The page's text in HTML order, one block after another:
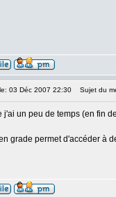
03 Déc 2007 22:30 Sujet du
j'ai un peu de temps (en fin
grade permet d'accéder à